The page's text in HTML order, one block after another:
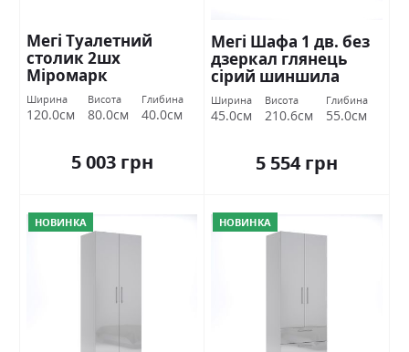
Мегі Туалетний
столик 2шх
Міромарк
Ширина
120.0см
Висота
80.0см
Глибина
40.0см
5 003 грн
Мегі Шафа 1 дв. без
дзеркал глянець
сірий шиншила
Міромарк
Ширина
45.0см
Висота
210.6см
Глибина
55.0см
5 554 грн
НОВИНКА НОВИНКА